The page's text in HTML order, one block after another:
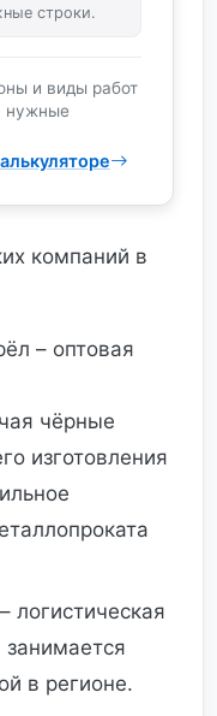
строки.
и виды работ
нужные
компаний в
– оптовая
чёрные
изготовления
логистическая
в регионе.